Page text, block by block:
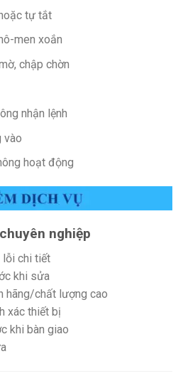
tự tắt
men xoắn
chập chờn
nhận lệnh
vào
hoạt động
nghiệp
lỗi chi tiết
khi sửa
hãng/chất lượng cao
xác thiết bị
khi bàn giao